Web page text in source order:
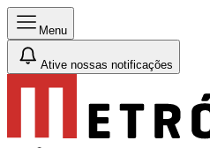
Menu
Ative nossas notificações